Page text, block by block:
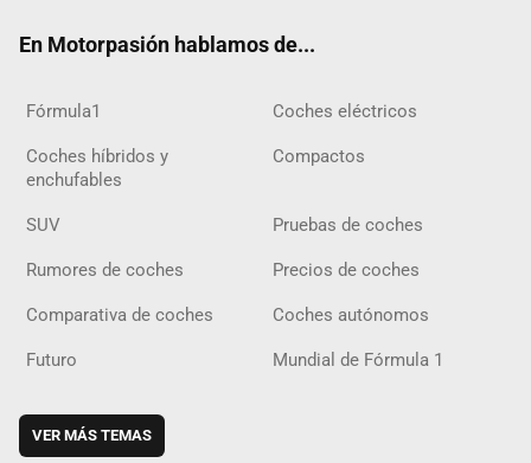
En Motorpasión hablamos de...
Fórmula1 Coches eléctricos
Coches híbridos y
enchufables
Compactos
SUV Pruebas de coches
Rumores de coches Precios de coches
Comparativa de coches Coches autónomos
Futuro Mundial de Fórmula 1
VER MÁS TEMAS